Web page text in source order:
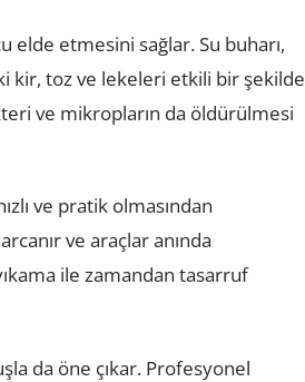
elde etmesini sağlar. Su buharı,
kir, toz ve lekeleri etkili bir şekilde
ve mikropların da öldürülmesi
ve pratik olmasından
ve araçlar anında
ile zamandan tasarruf
da öne çıkar. Profesyonel